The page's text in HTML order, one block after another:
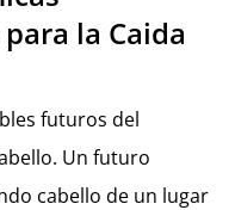
la Caida
futuros del
Un futuro
cabello de un lugar